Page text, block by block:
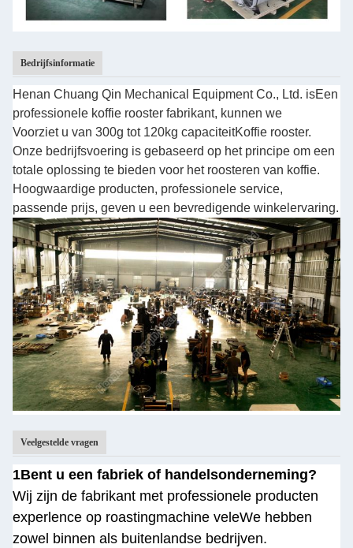
Bedrijfsinformatie
Henan Chuang Qin Mechanical Equipment Co., Ltd. isEen
professionele koffie rooster fabrikant, kunnen we
Voorziet u van 300g tot 120kg capaciteitKoffie rooster.
Onze bedrijfsvoering is gebaseerd op het principe om een
totale oplossing te bieden voor het roosteren van koffie.
Hoogwaardige producten, professionele service,
passende prijs, geven u een bevredigende winkelervaring.
Veelgestelde vragen
1Bent u een fabriek of handelsonderneming?
Wij zijn de fabrikant met professionele producten
experlence op roastingmachine veleWe hebben
zowel binnen als buitenlandse bedrijven.